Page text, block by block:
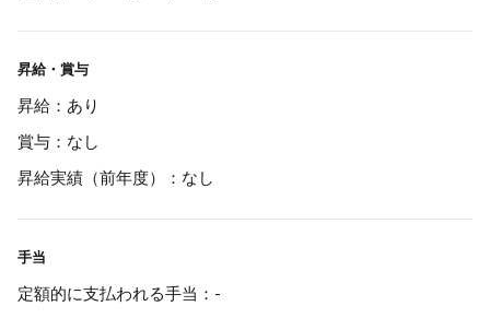
昇給・賞与
昇給：あり
賞与：なし
昇給実績（前年度）：なし
手当
定額的に支払われる手当：-